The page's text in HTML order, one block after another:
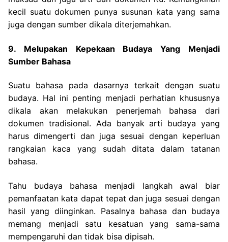
kecil suatu dokumen punya susunan kata yang sama
juga dengan sumber dikala diterjemahkan.
9. Melupakan Kepekaan Budaya Yang Menjadi
Sumber Bahasa
Suatu bahasa pada dasarnya terkait dengan suatu
budaya. Hal ini penting menjadi perhatian khususnya
dikala akan melakukan penerjemah bahasa dari
dokumen tradisional. Ada banyak arti budaya yang
harus dimengerti dan juga sesuai dengan keperluan
rangkaian kaca yang sudah ditata dalam tatanan
bahasa.
Tahu budaya bahasa menjadi langkah awal biar
pemanfaatan kata dapat tepat dan juga sesuai dengan
hasil yang diinginkan. Pasalnya bahasa dan budaya
memang menjadi satu kesatuan yang sama-sama
mempengaruhi dan tidak bisa dipisah.